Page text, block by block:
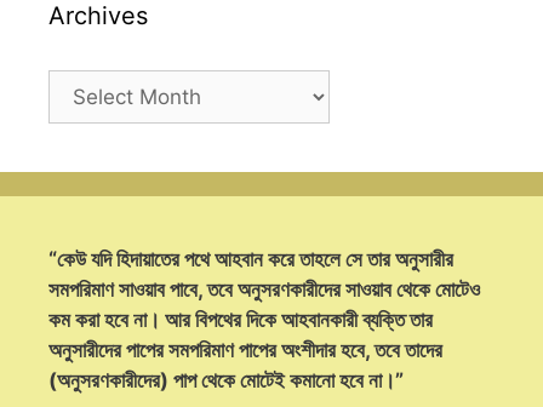
Archives
Archives
“কেউ যদি হিদায়াতের পথে আহবান করে তাহলে সে তার অনুসারীর
সমপরিমাণ সাওয়াব পাবে, তবে অনুসরণকারীদের সাওয়াব থেকে মোটেও
কম করা হবে না। আর বিপথের দিকে আহবানকারী ব্যক্তি তার
অনুসারীদের পাপের সমপরিমাণ পাপের অংশীদার হবে, তবে তাদের
(অনুসরণকারীদের) পাপ থেকে মোটেই কমানো হবে না।”